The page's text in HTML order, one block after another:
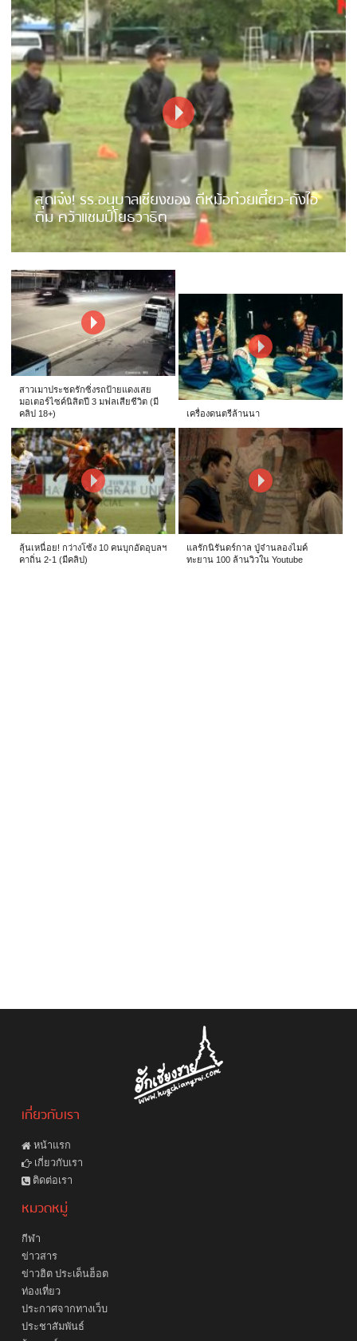
สุดเจ๋ง! รร.อนุบาลเชียงของ ตีหม้อก๋วยเตี๋ยว-ถังไอ
ติม คว้าแชมป์โยธวาธิต
สาวเมาประชดรักซิ่งรถป้ายแดงเสย
มอเตอร์ไซค์นิสิตปี 3 มฟลเสียชีวิต (มี
คลิป 18+)
เครื่องดนตรีล้านนา
ลุ้นเหนื่อย! กว่างโซ้ง 10 คนบุกอัดอุบลฯ
คาถิ่น 2-1 (มีคลิป)
แลรักนิรันดร์กาล ปู่จ๋านลองไมค์
ทะยาน 100 ล้านวิวใน Youtube
เกี่ยวกับเรา
หน้าแรก
เกี่ยวกับเรา
ติดต่อเรา
หมวดหมู่
กีฬา
ข่าวสาร
ข่าวฮิต ประเด็นฮ็อต
ท่องเที่ยว
ประกาศจากทางเว็บ
ประชาสัมพันธ์